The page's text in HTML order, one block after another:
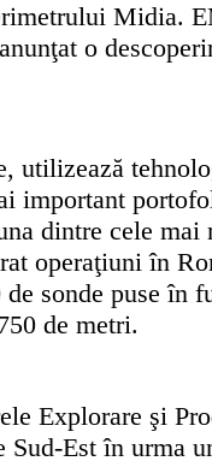
Midia.
o
utilizează
important
dintre cele
operaţiuni în
sonde puse în
de metri.
Explorare şi
Est în urma